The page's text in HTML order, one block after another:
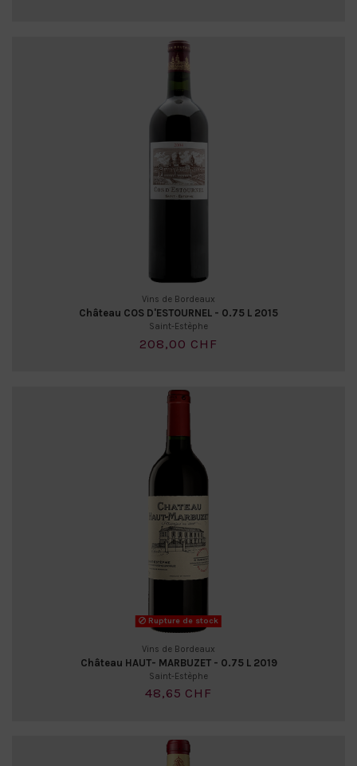
Vins de Bordeaux
Château COS D'ESTOURNEL - 0.75 L 2015
Saint-Estèphe
208,00 CHF
Rupture de stock
Vins de Bordeaux
Château HAUT- MARBUZET - 0.75 L 2019
Saint-Estèphe
48,65 CHF